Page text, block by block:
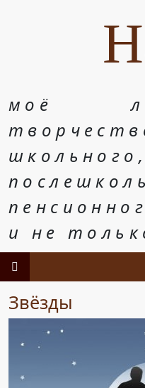
моё
школьного,
и не
Звёзды